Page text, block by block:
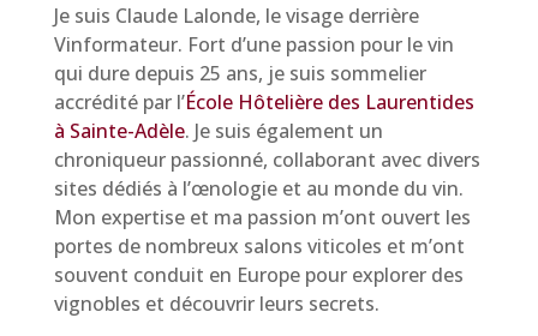
Je suis Claude Lalonde, le visage derrière
Vinformateur. Fort d’une passion pour le vin
qui dure depuis 25 ans, je suis sommelier
accrédité par l’École Hôtelière des Laurentides
à Sainte-Adèle. Je suis également un
chroniqueur passionné, collaborant avec divers
sites dédiés à l’œnologie et au monde du vin.
Mon expertise et ma passion m’ont ouvert les
portes de nombreux salons viticoles et m’ont
souvent conduit en Europe pour explorer des
vignobles et découvrir leurs secrets.